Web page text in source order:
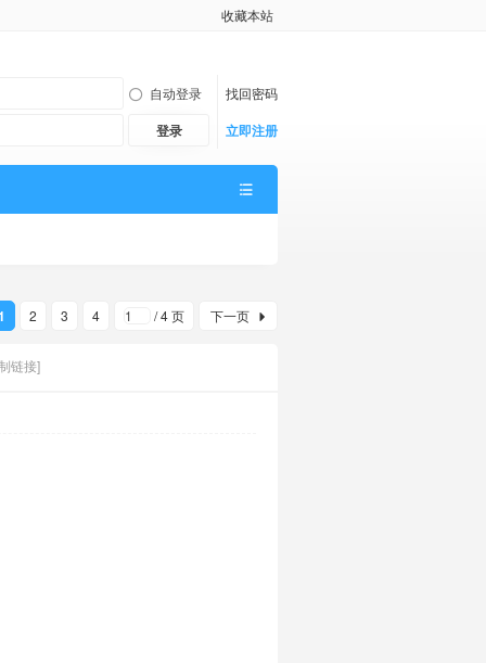
收藏本站
自动登录 找回密码
登录 立即注册
2 3 4 / 4 页 下一页
链接]